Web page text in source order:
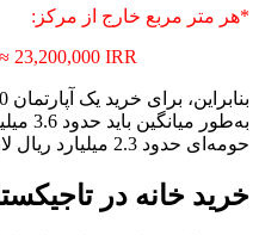
*هر متر مربع خارج از مرکز:
23,200,000 IRR
حومه‌ای حدود 2.3 میلیارد ریال لازم است.
خرید خانه در